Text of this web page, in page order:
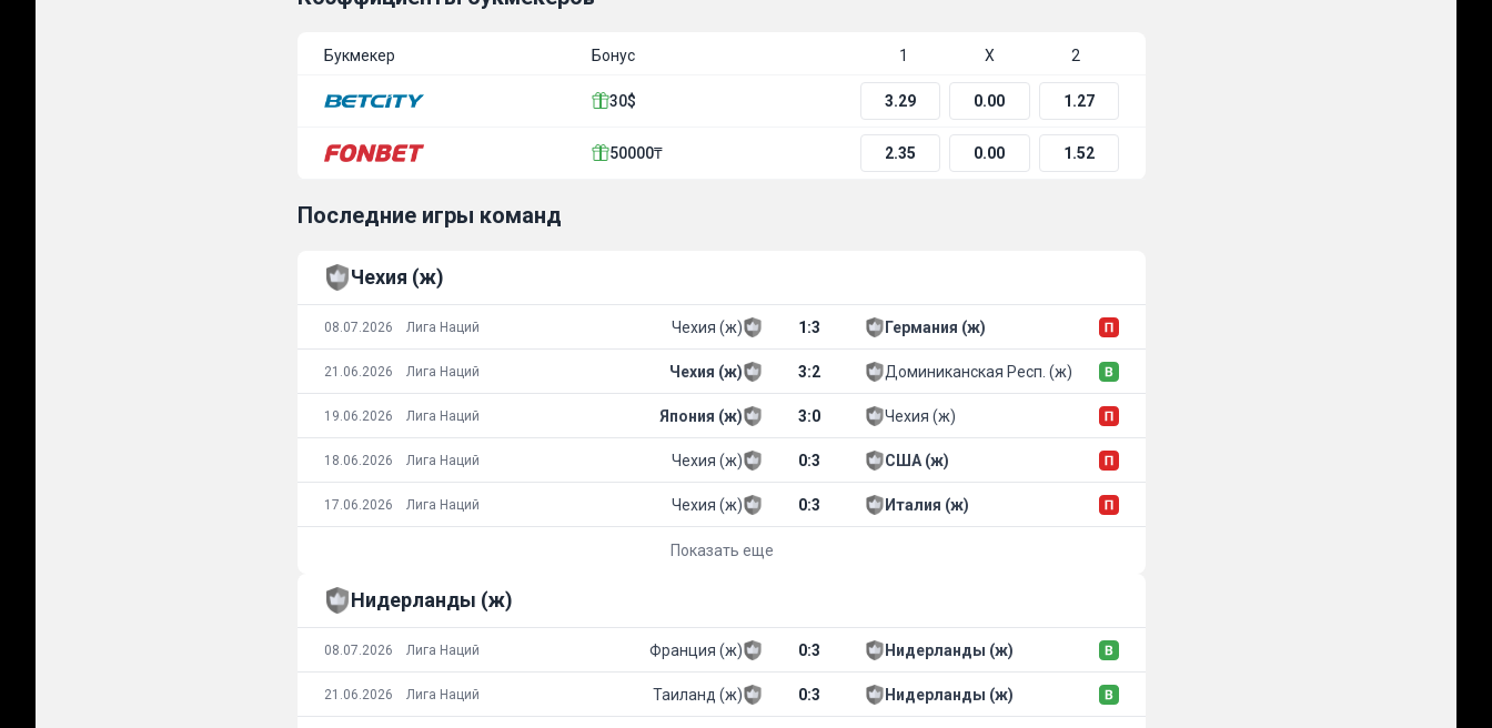
Букмекер Бонус 1 Х 2
30$ 3.29 0.00 1.27
50000₸ 2.35 0.00 1.52
Последние игры команд
Чехия (ж)
08.07.2026 Лига Наций Чехия (ж) 1:3 Германия (ж)
21.06.2026 Лига Наций Чехия (ж) 3:2 Доминиканская Респ. (ж)
19.06.2026 Лига Наций Япония (ж) 3:0 Чехия (ж)
18.06.2026 Лига Наций Чехия (ж) 0:3 США (ж)
17.06.2026 Лига Наций Чехия (ж) 0:3 Италия (ж)
Показать еще
Нидерланды (ж)
08.07.2026 Лига Наций Франция (ж) 0:3 Нидерланды (ж)
21.06.2026 Лига Наций Таиланд (ж) 0:3 Нидерланды (ж)